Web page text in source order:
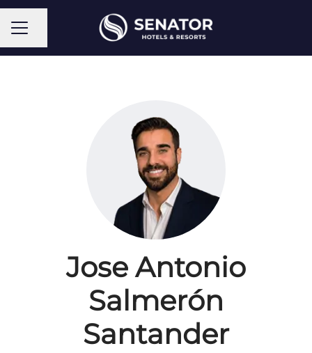
Menú de empleo
Compartir página
Jose Antonio
Salmerón
Santander